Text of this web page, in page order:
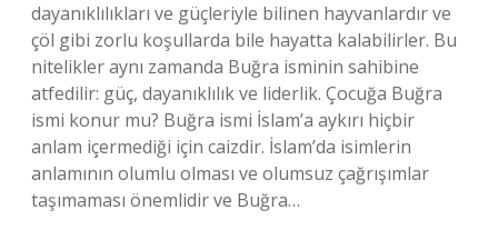
dayanıklılıkları ve güçleriyle bilinen hayvanlardır ve
çöl gibi zorlu koşullarda bile hayatta kalabilirler. Bu
nitelikler aynı zamanda Buğra isminin sahibine
atfedilir: güç, dayanıklılık ve liderlik. Çocuğa Buğra
ismi konur mu? Buğra ismi İslam’a aykırı hiçbir
anlam içermediği için caizdir. İslam’da isimlerin
anlamının olumlu olması ve olumsuz çağrışımlar
taşımaması önemlidir ve Buğra…